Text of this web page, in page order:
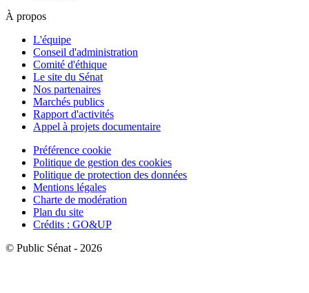
À propos
L'équipe
Conseil d'administration
Comité d'éthique
Le site du Sénat
Nos partenaires
Marchés publics
Rapport d'activités
Appel à projets documentaire
Préférence cookie
Politique de gestion des cookies
Politique de protection des données
Mentions légales
Charte de modération
Plan du site
Crédits : GO&UP
© Public Sénat - 2026